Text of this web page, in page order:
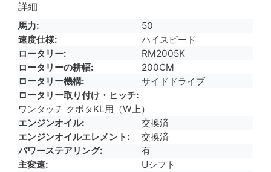
詳細
馬力
50
速度仕様
ハイスピード
ロータリー
RM2005K
ロータリーの耕幅
200CM
ロータリー機構
サイドドライブ
ロータリー取り付け・ヒッチ
ワンタッチ クボタKL用（W上）
エンジンオイル
交換済
エンジンオイルエレメント
交換済
パワーステアリング
有
主変速
Uシフト